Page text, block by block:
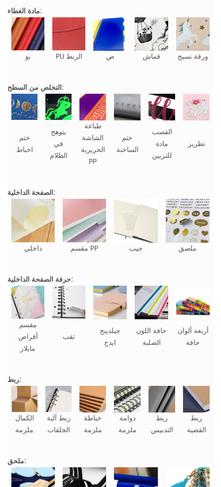
مادة الغطاء:
بو PU الربط ص قماش ورقة نسيج
التخلص من السطح:
ختم
احباط
يتوهج
في
الظلام
طباعة
الشاشة
الحريرية
PP
ختم
الساخنة
القصب
مادة
للتزيين
تطريز
الصفحة الداخلية:
داخلي مقسم PP جيب ملصق
حرفة الصفحة الداخلية:
مقسم
أقراص
مايلار
ثقب
جيلدينج
ايدج
حافة اللون
الصلبة
أربعة ألوان
حافة
ربط:
الكمال
ملزمة
ربط آلية
الحلقات
خياطة
ملزمة
دوامة
ملزمة
ربط
التدبيس
ربط
القضية
ملحق: